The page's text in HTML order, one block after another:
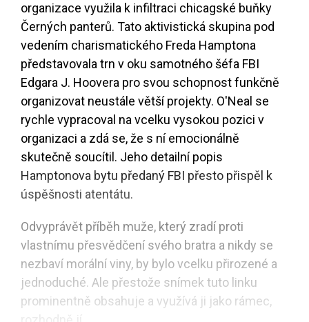
organizace využila k infiltraci chicagské buňky
Černých panterů. Tato aktivistická skupina pod
vedením charismatického Freda Hamptona
představovala trn v oku samotného šéfa FBI
Edgara J. Hoovera pro svou schopnost funkčně
organizovat neustále větší projekty. O'Neal se
rychle vypracoval na vcelku vysokou pozici v
organizaci a zdá se, že s ní emocionálně
skutečně soucítil. Jeho detailní popis
Hamptonova bytu předaný FBI přesto přispěl k
úspěšnosti atentátu.
Odvyprávět příběh muže, který zradí proti
vlastnímu přesvědčení svého bratra a nikdy se
nezbaví morální viny, by bylo vcelku přirozené a
jednoduché. Ale přestože snímek tuto linku
prominentně obsahuje a využívá ji jako rámec,